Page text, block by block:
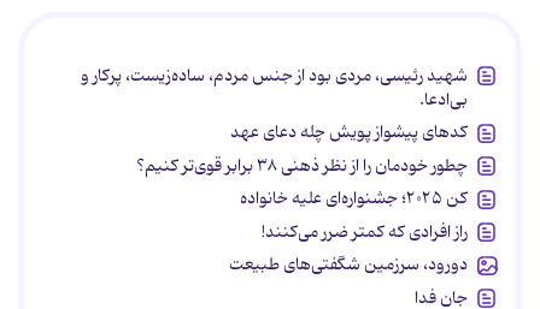
شهید رئیسی، مردی بود از جنس مردم، ساده‌زیست، پرکار و
بی‌ادعا.
کدهای پیشواز پویش چله دعای عهد
چطور خودمان را از نظر ذهنی ۳۸ برابر قوی‌تر کنیم؟
کن ۲۰۲۵؛ جشنواره‌ای علیه خانواده
راز افرادی که کمتر ضرر می‌کنند!
دورود، سرزمین شگفتی‌های طبیعت
جان فدا